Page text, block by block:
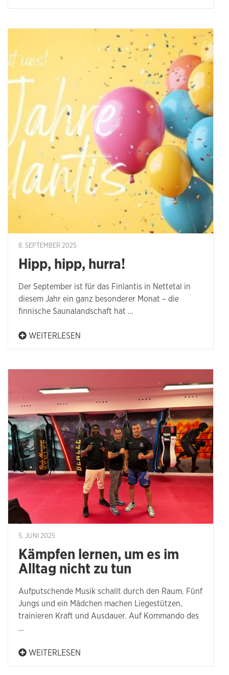
8. SEPTEMBER 2025
Hipp, hipp, hurra!
Der September ist für das Finlantis in Nettetal in
diesem Jahr ein ganz besonderer Monat – die
finnische Saunalandschaft hat …
WEITERLESEN
5. JUNI 2025
Kämpfen lernen, um es im
Alltag nicht zu tun
Aufputschende Musik schallt durch den Raum. Fünf
Jungs und ein Mädchen machen Liegestützen,
trainieren Kraft und Ausdauer. Auf Kommando des
…
WEITERLESEN